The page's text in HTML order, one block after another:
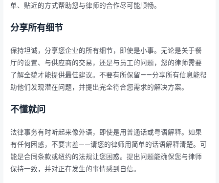
单、贴近的方式帮助您与律师的合作尽可能顺畅。
分享所有细节
保持坦诚，分享您企业的所有细节，即使是小事。无论是关于餐
厅的设置、与供应商的交易，还是与员工的问题，您的律师需要
了解全貌才能提供最佳建议。不要有所保留——分享所有信息能帮
助他们发现潜在问题，并提出完全符合您需求的解决方案。
不懂就问
法律事务有时听起来像外语，即使是用普通话或粤语解释。如果
有任何困惑，不要害羞——请您的律师用简单的话语解释清楚。可
能是合同条款或纽约的法规让您困惑。提出问题能确保您与律师
保持一致，并对正在发生的事情感到自信。